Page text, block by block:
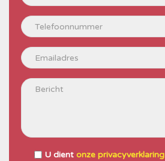
U dient onze privacyverklaring